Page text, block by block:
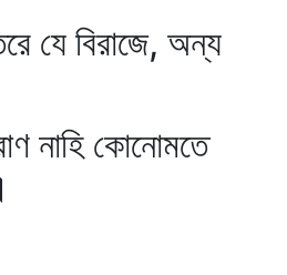
যে বিরাজে, অন্য
নাহি কোনোমতে